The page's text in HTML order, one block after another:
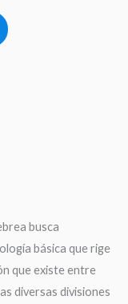
busca
básica que rige
que existe entre
diversas divisiones